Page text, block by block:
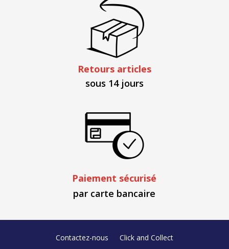
Retours articles
sous 14 jours
Paiement sécurisé
par carte bancaire
Contactez-nous
Click and Collect